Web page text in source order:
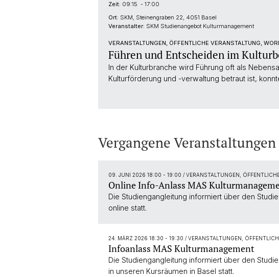
Zeit: 09:15 - 17:00
Ort: SKM, Steinengraben 22, 4051 Basel
Veranstalter: SKM Studienangebot Kulturmanagement
VERANSTALTUNGEN, ÖFFENTLICHE VERANSTALTUNG,
Führen und Entscheiden im
In der Kulturbranche wird Führung oft als
Kulturförderung und -verwaltung betraut ist,
Vergangene Veranstaltungen
09. JUNI 2026 18:00 - 19:00 / VERANSTALTUNGEN,
Online Info-Anlass MAS
Die Studiengangleitung informiert über den
online statt.
24. MÄRZ 2026 18:30 - 19:30 / VERANSTALTUNGEN,
Infoanlass MAS Kulturmanagement
Die Studiengangleitung informiert über den
in unseren Kursräumen in Basel statt.